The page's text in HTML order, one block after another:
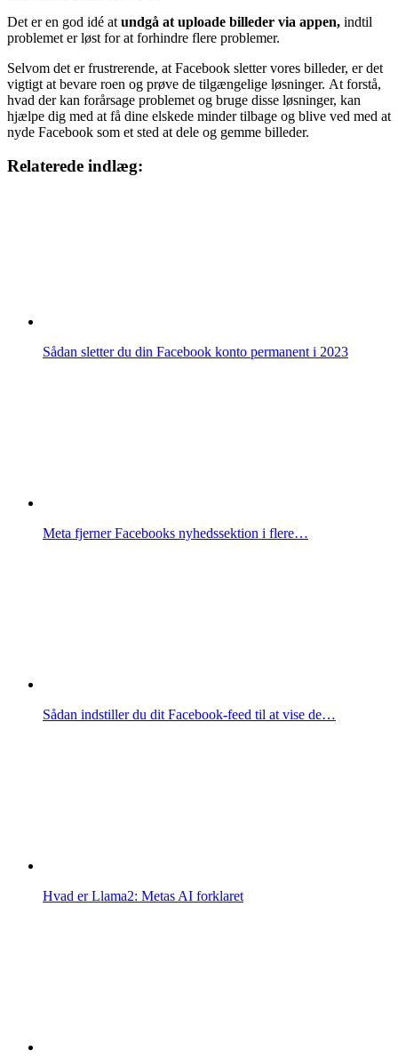
Det er en god idé at undgå at uploade billeder via appen, indtil
problemet er løst for at forhindre flere problemer.
Selvom det er frustrerende, at Facebook sletter vores billeder, er det
vigtigt at bevare roen og prøve de tilgængelige løsninger. At forstå,
hvad der kan forårsage problemet og bruge disse løsninger, kan
hjælpe dig med at få dine elskede minder tilbage og blive ved med at
nyde Facebook som et sted at dele og gemme billeder.
Relaterede indlæg:
Sådan sletter du din Facebook konto permanent i 2023
Meta fjerner Facebooks nyhedssektion i flere…
Sådan indstiller du dit Facebook-feed til at vise de…
Hvad er Llama2: Metas AI forklaret